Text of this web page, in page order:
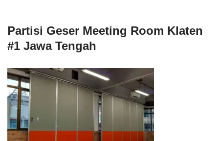
Partisi Geser Meeting Room Klaten
#1 Jawa Tengah